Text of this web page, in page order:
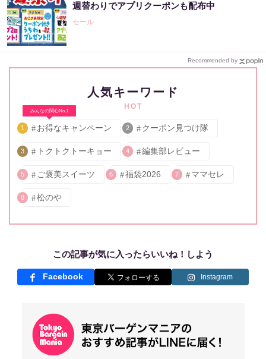
週替わりでアプリクーポンも配布中
セール
Recommended by
人気キーワード
HOT
みんなの関心No.1
1 お得なキャンペーン 2 クーポン見つけ隊
3 トクトクトーキョー 4 編集部レビュー
5 ご褒美スイーツ 6 福袋2026 7 ママセレ
8 松のや
この記事が気に入ったらいいね！しよう
Facebook Instagram